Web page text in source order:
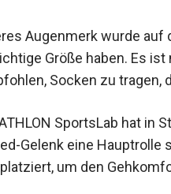
Augenmerk wurde auf
Größe haben. Es
Socken zu tragen,
SportsLab hat in
Gelenk eine Hauptrolle
um den